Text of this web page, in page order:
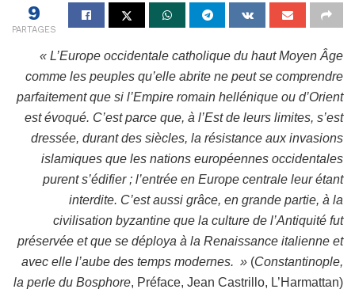
9
PARTAGES
« L’Europe occidentale catholique du haut Moyen Âge
comme les peuples qu’elle abrite ne peut se comprendre
parfaitement que si l’Empire romain hellénique ou d’Orient
est évoqué. C’est parce que, à l’Est de leurs limites, s’est
dressée, durant des siècles, la résistance aux invasions
islamiques que les nations européennes occidentales
purent s’édifier ; l’entrée en Europe centrale leur étant
interdite. C’est aussi grâce, en grande partie, à la
civilisation byzantine que la culture de l’Antiquité fut
préservée et que se déploya à la Renaissance italienne et
avec elle l’aube des temps modernes. » (Constantinople,
la perle du Bosphore, Préface, Jean Castrillo, L’Harmattan)